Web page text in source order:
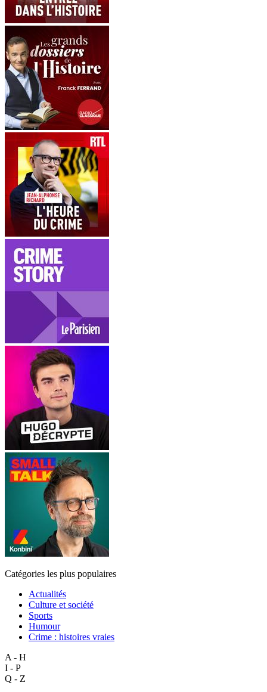
Catégories les plus populaires
Actualités
Culture et société
Sports
Humour
Crime : histoires vraies
A - H
I - P
Q - Z